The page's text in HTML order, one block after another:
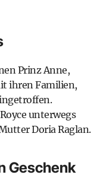
Prinz Anne,
ihren Familien,
unterwegs
Doria Raglan.
Geschenk